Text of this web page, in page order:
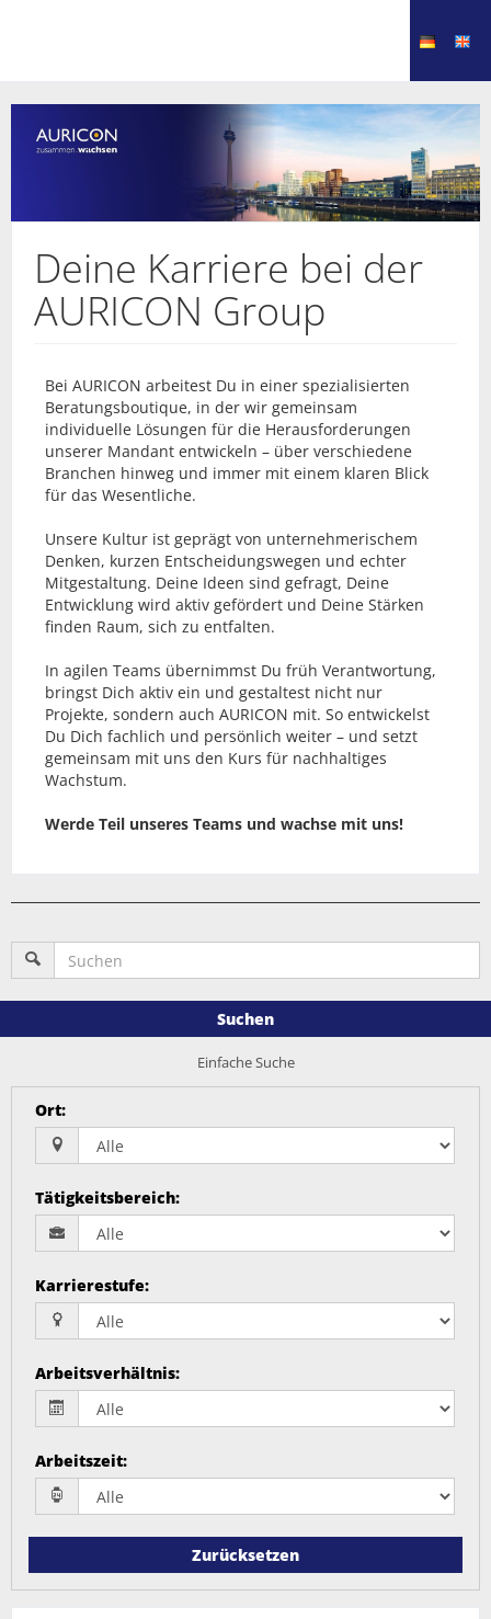
Deine Karriere bei der
AURICON Group
Bei AURICON arbeitest Du in einer spezialisierten
Beratungsboutique, in der wir gemeinsam
individuelle Lösungen für die Herausforderungen
unserer Mandant entwickeln – über verschiedene
Branchen hinweg und immer mit einem klaren Blick
für das Wesentliche.
Unsere Kultur ist geprägt von unternehmerischem
Denken, kurzen Entscheidungswegen und echter
Mitgestaltung. Deine Ideen sind gefragt, Deine
Entwicklung wird aktiv gefördert und Deine Stärken
finden Raum, sich zu entfalten.
In agilen Teams übernimmst Du früh Verantwortung,
bringst Dich aktiv ein und gestaltest nicht nur
Projekte, sondern auch AURICON mit. So entwickelst
Du Dich fachlich und persönlich weiter – und setzt
gemeinsam mit uns den Kurs für nachhaltiges
Wachstum.
Werde Teil unseres Teams und wachse mit uns!
Suchen
Einfache Suche
Ort:
Tätigkeitsbereich:
Karrierestufe:
Arbeitsverhältnis:
Arbeitszeit:
Zurücksetzen